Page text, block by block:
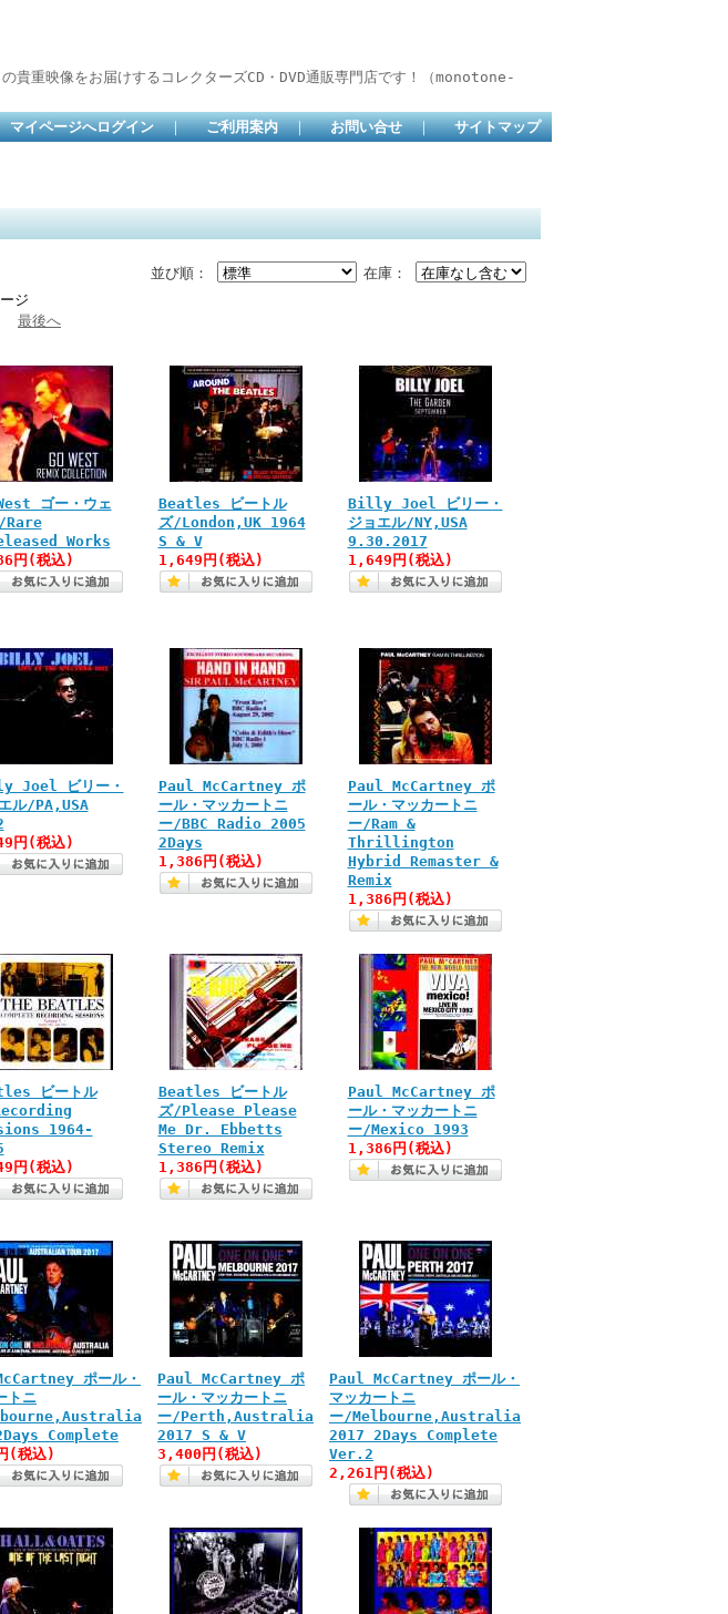
重映像をお届けするコレクターズCD・DVD通販専門店です！（monotone-
マイページへログイン ｜ ご利用案内 ｜ お問い合せ ｜ サイトマップ
在庫：
並び順：
ジ
最後へ
ゴー・ウェ
Rare
Works
円(税込)
Beatles ビートル
ズ/London,UK 1964
S & V
1,649円(税込)
Billy Joel ビリー・
ジョエル/NY,USA
9.30.2017
1,649円(税込)
Joel ビリー・
ル/PA,USA
円(税込)
Paul McCartney ポ
ール・マッカートニ
ー/BBC Radio 2005
2Days
1,386円(税込)
Paul McCartney ポ
ール・マッカートニ
ー/Ram &
Thrillington
Hybrid Remaster &
Remix
1,386円(税込)
ビートル
1964-
円(税込)
Beatles ビートル
ズ/Please Please
Me Dr. Ebbetts
Stereo Remix
1,386円(税込)
Paul McCartney ポ
ール・マッカートニ
ー/Mexico 1993
1,386円(税込)
ポール・
トニ
Complete
(税込)
Paul McCartney ポ
ール・マッカートニ
ー/Perth,Australia
2017 S & V
3,400円(税込)
Paul McCartney ポール・
マッカートニ
ー/Melbourne,Australia
2017 2Days Complete
Ver.2
2,261円(税込)